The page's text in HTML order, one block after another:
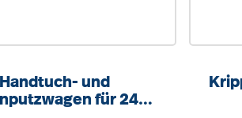
Handtuch- und
für 24